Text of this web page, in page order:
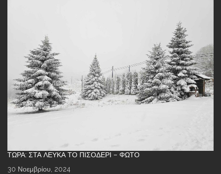
ΤΏΡΑ: ΣΤΑ ΛΕΥΚΆ ΤΟ ΠΙΣΟΔΈΡΙ – ΦΩΤΌ
30 Νοεμβρίου, 2024